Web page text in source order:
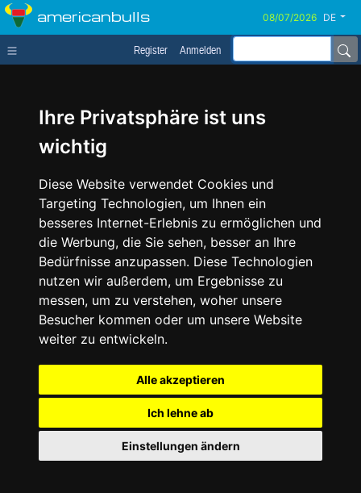
Ihre Privatsphäre ist uns
wichtig
Diese Website verwendet Cookies und
Targeting Technologien, um Ihnen ein
besseres Internet-Erlebnis zu ermöglichen und
die Werbung, die Sie sehen, besser an Ihre
Bedürfnisse anzupassen. Diese Technologien
nutzen wir außerdem, um Ergebnisse zu
messen, um zu verstehen, woher unsere
Besucher kommen oder um unsere Website
weiter zu entwickeln.
Alle akzeptieren
Ich lehne ab
Einstellungen ändern
americanbulls DE
Register Anmelden